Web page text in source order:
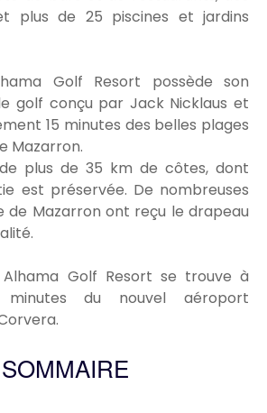
plus de 25 piscines et jardins
Golf Resort possède son
golf conçu par Jack Nicklaus et
15 minutes des belles plages
Mazarron.
plus de 35 km de côtes, dont
est préservée. De nombreuses
de Mazarron ont reçu le drapeau
Golf Resort se trouve à
du nouvel aéroport
SOMMAIRE